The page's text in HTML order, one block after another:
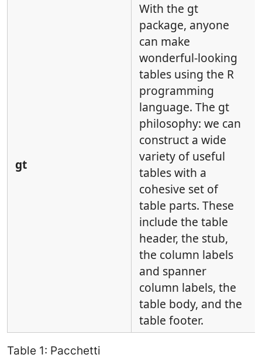
gt
With the gt
package, anyone
can make
wonderful-looking
tables using the R
programming
language. The gt
philosophy: we can
construct a wide
variety of useful
tables with a
cohesive set of
table parts. These
include the table
header, the stub,
the column labels
and spanner
column labels, the
table body, and the
table footer.
Table 1: Pacchetti